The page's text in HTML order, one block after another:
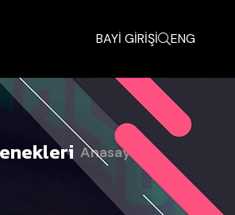
BAYİ GİRİŞİ ENG
Anasayfa